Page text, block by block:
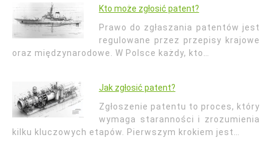
Kto może zgłosić patent?
Prawo do zgłaszania patentów jest
regulowane przez przepisy krajowe
oraz międzynarodowe. W Polsce każdy, kto…
Jak zgłosić patent?
Zgłoszenie patentu to proces, który
wymaga staranności i zrozumienia
kilku kluczowych etapów. Pierwszym krokiem jest…